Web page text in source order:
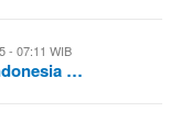
- 07:11 WIB
…